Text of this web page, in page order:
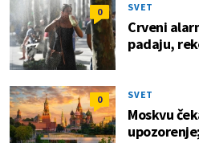
0 SVET
Crveni
padaju,
0 SVET
Moskvu